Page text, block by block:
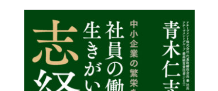
伊藤公一（伊藤病院院長）
加瀬英明
山口恭一（株式会社トータルサービス代表取締役）
大城俊夫（医療法人社団慶光会）
庄司正英（ピーアークホールディングス株式会社代表取締